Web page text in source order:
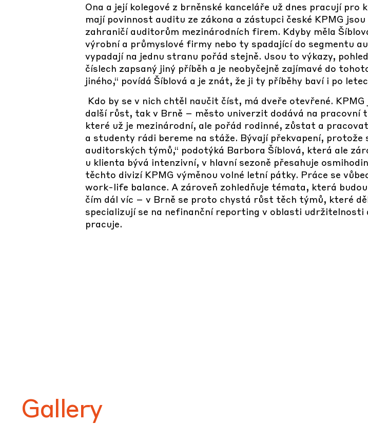
Ona a její kolegové z brněnské kanceláře už dnes pracují
mají povinnost auditu ze zákona a zástupci české KPMG
zahraničí auditorům mezinárodních firem. Kdyby měla
výrobní a průmyslové firmy nebo ty spadající do segmentu
vypadají na jednu stranu pořád stejně. Jsou to výkazy,
číslech zapsaný jiný příběh a je neobyčejně zajímavé do
jiného,“ povídá Šíblová a je znát, že ji ty příběhy baví i po
Kdo by se v nich chtěl naučit číst, má dveře otevřené.
další růst, tak v Brně – město univerzit dodává na pracovní
které už je mezinárodní, ale pořád rodinné, zůstat a
a studenty rádi bereme na stáže. Bývají překvapení,
auditorských týmů,“ podotýká Barbora Šíblová, která ale
u klienta bývá intenzivní, v hlavní sezoně přesahuje
těchto divizí KPMG výměnou volné letní pátky. Práce se
work-life balance. A zároveň zohledňuje témata, která
čím dál víc – v Brně se proto chystá růst těch týmů, které
specializují se na nefinanční reporting v oblasti udržitelnosti
pracuje.
Gallery